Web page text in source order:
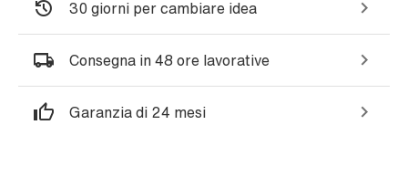
30 giorni per cambiare idea
Consegna in 48 ore lavorative
Garanzia di 24 mesi